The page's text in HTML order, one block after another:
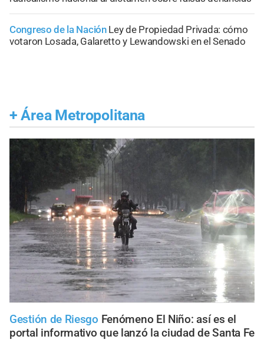
Congreso de la Nación Ley de Propiedad Privada: cómo
votaron Losada, Galaretto y Lewandowski en el Senado
+ Área Metropolitana
Gestión de Riesgo Fenómeno El Niño: así es el
portal informativo que lanzó la ciudad de Santa Fe